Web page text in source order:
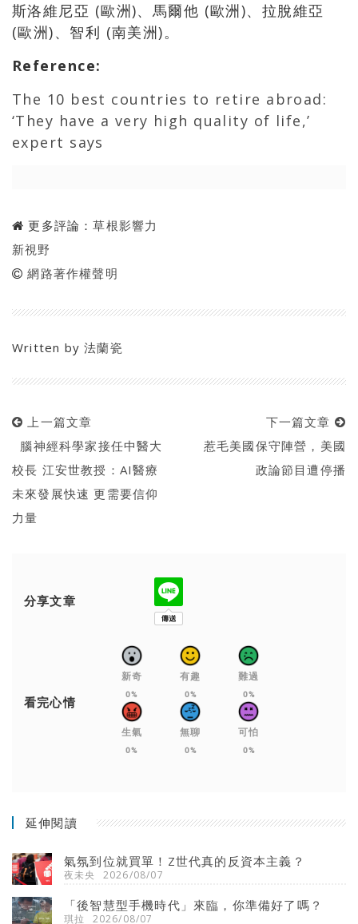
斯洛維尼亞 (歐洲)、馬爾他 (歐洲)、拉脫維亞
(歐洲)、智利 (南美洲)。
Reference:
The 10 best countries to retire abroad:
‘They have a very high quality of life,’
expert says
更多評論：草根影響力
新視野
網路著作權聲明
Written by法蘭瓷
上一篇文章
腦神經科學家接任中醫大
校長 江安世教授：AI醫療
未來發展快速 更需要信仰
力量
下一篇文章
惹毛美國保守陣營，美國
政論節目遭停播
分享文章
看完心情
新奇
0%
有趣
0%
難過
0%
生氣
0%
無聊
0%
可怕
0%
延伸閱讀
氣氛到位就買單！Z世代真的反資本主義？
夜未央 2026/08/07
「後智慧型手機時代」來臨，你準備好了嗎？
琪拉 2026/08/07